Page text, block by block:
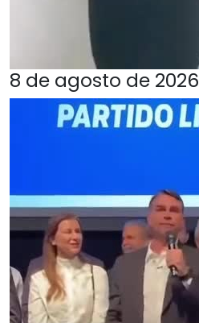
8 de agosto de 2026